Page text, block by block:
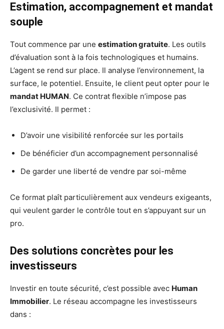
Estimation, accompagnement et mandat
souple
Tout commence par une estimation gratuite. Les outils
d’évaluation sont à la fois technologiques et humains.
L’agent se rend sur place. Il analyse l’environnement, la
surface, le potentiel. Ensuite, le client peut opter pour le
mandat HUMAN. Ce contrat flexible n’impose pas
l’exclusivité. Il permet :
D’avoir une visibilité renforcée sur les portails
De bénéficier d’un accompagnement personnalisé
De garder une liberté de vendre par soi-même
Ce format plaît particulièrement aux vendeurs exigeants,
qui veulent garder le contrôle tout en s’appuyant sur un
pro.
Des solutions concrètes pour les
investisseurs
Investir en toute sécurité, c’est possible avec Human
Immobilier. Le réseau accompagne les investisseurs
dans :